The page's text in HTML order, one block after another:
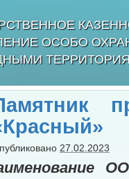
ОСОБО
27.02.2023